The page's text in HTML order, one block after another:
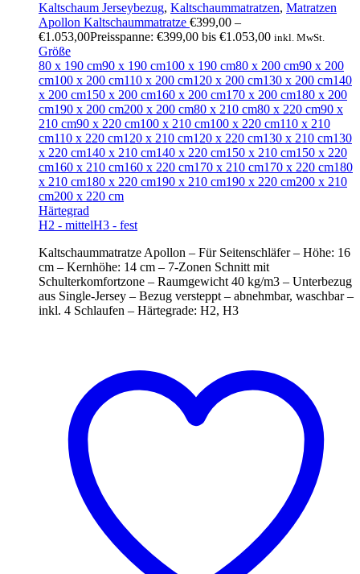
Kaltschaum Jerseybezug, Kaltschaummatratzen, Matratzen
Apollon Kaltschaummatratze €399,00 –
€1.053,00Preisspanne: €399,00 bis €1.053,00 inkl. MwSt.
Größe
80 x 190 cm90 x 190 cm100 x 190 cm80 x 200 cm90 x 200
cm100 x 200 cm110 x 200 cm120 x 200 cm130 x 200 cm140
x 200 cm150 x 200 cm160 x 200 cm170 x 200 cm180 x 200
cm190 x 200 cm200 x 200 cm80 x 210 cm80 x 220 cm90 x
210 cm90 x 220 cm100 x 210 cm100 x 220 cm110 x 210
cm110 x 220 cm120 x 210 cm120 x 220 cm130 x 210 cm130
x 220 cm140 x 210 cm140 x 220 cm150 x 210 cm150 x 220
cm160 x 210 cm160 x 220 cm170 x 210 cm170 x 220 cm180
x 210 cm180 x 220 cm190 x 210 cm190 x 220 cm200 x 210
cm200 x 220 cm
Härtegrad
H2 - mittelH3 - fest
Kaltschaummatratze Apollon – Für Seitenschläfer – Höhe: 16
cm – Kernhöhe: 14 cm – 7-Zonen Schnitt mit
Schulterkomfortzone – Raumgewicht 40 kg/m3 – Unterbezug
aus Single-Jersey – Bezug versteppt – abnehmbar, waschbar –
inkl. 4 Schlaufen – Härtegrade: H2, H3